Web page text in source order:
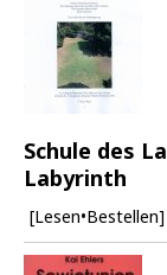
Schule des
Labyrinth
[Lesen•Bestellen]